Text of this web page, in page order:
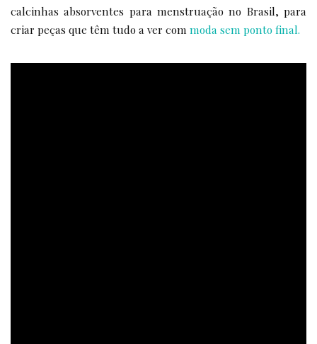
calcinhas absorventes para menstruação no Brasil, para
criar peças que têm tudo a ver com moda sem ponto final.